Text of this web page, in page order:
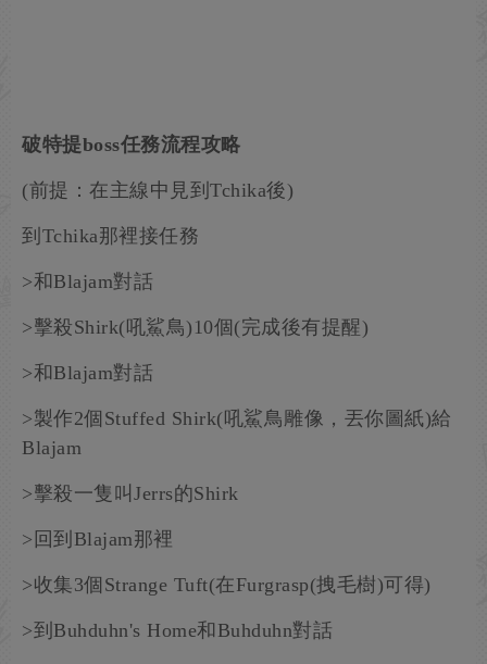
破特提boss任務流程攻略
(前提：在主線中見到Tchika後)
到Tchika那裡接任務
>和Blajam對話
>擊殺Shirk(吼鯊鳥)10個(完成後有提醒)
>和Blajam對話
>製作2個Stuffed Shirk(吼鯊鳥雕像，丟你圖紙)給
Blajam
>擊殺一隻叫Jerrs的Shirk
>回到Blajam那裡
>收集3個Strange Tuft(在Furgrasp(拽毛樹)可得)
>到Buhduhn's Home和Buhduhn對話